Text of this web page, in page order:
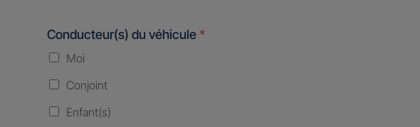
Conducteur(s) du véhicule *
Moi
Conjoint
Enfant(s)